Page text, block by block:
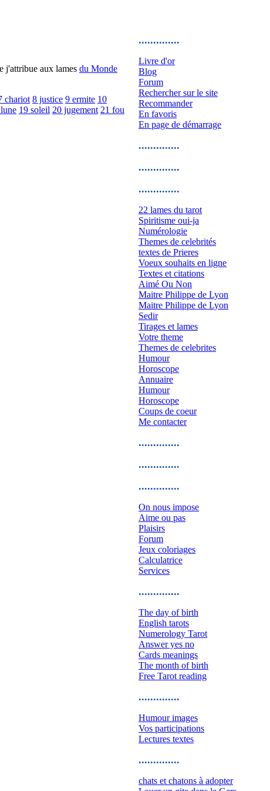
j'attribue aux lames du Monde
chariot 8 justice 9 ermite 10
19 soleil 20 jugement 21 fou
..............
Livre d'or
Blog
Forum
Rechercher sur le site
Recommander
En favoris
En page de démarrage
..............
..............
..............
22 lames du tarot
Spiritisme oui-ja
Numérologie
Themes de celebrités
textes de Prieres
Voeux souhaits en ligne
Textes et citations
Aimé Ou Non
Maitre Philippe de Lyon
Maitre Philippe de Lyon
Sedir
Tirages et lames
Votre theme
Themes de celebrites
Humour
Horoscope
Annuaire
Humour
Horoscope
Coups de coeur
Me contacter
..............
..............
..............
On nous impose
Aime ou pas
Plaisirs
Forum
Jeux coloriages
Calculatrice
Services
..............
The day of birth
English tarots
Numerology Tarot
Answer yes no
Cards meanings
The month of birth
Free Tarot reading
..............
Humour images
Vos participations
Lectures textes
..............
chats et chatons à adopter